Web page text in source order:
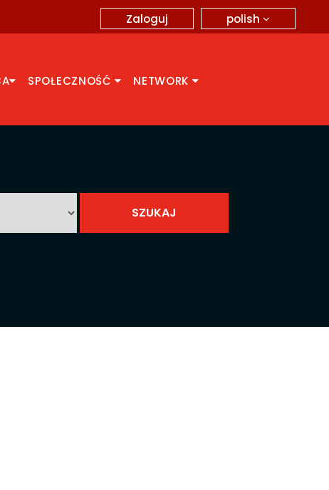
polish
Zaloguj
SPOŁECZNOŚĆ NETWORK